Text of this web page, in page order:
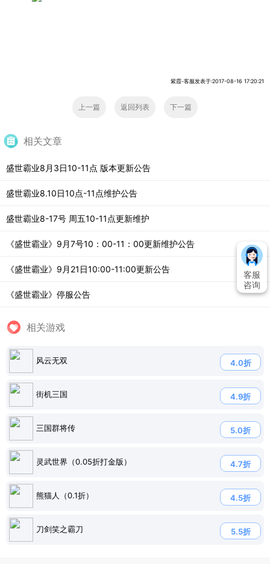
紫霞-客服发表于:2017-08-16 17:20:21
上一篇 返回列表 下一篇
相关文章
盛世霸业8月3日10-11点 版本更新公告
盛世霸业8.10日10点-11点维护公告
盛世霸业8-17号 周五10-11点更新维护
《盛世霸业》9月7号10：00-11：00更新维护公告
《盛世霸业》9月21日10:00-11:00更新公告
《盛世霸业》停服公告
相关游戏
风云无双 4.0折
街机三国 4.9折
三国群将传 5.0折
灵武世界（0.05折打金版） 4.7折
熊猫人（0.1折） 4.5折
刀剑笑之霸刀 5.5折
客服
咨询